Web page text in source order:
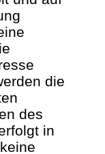
die
des
in